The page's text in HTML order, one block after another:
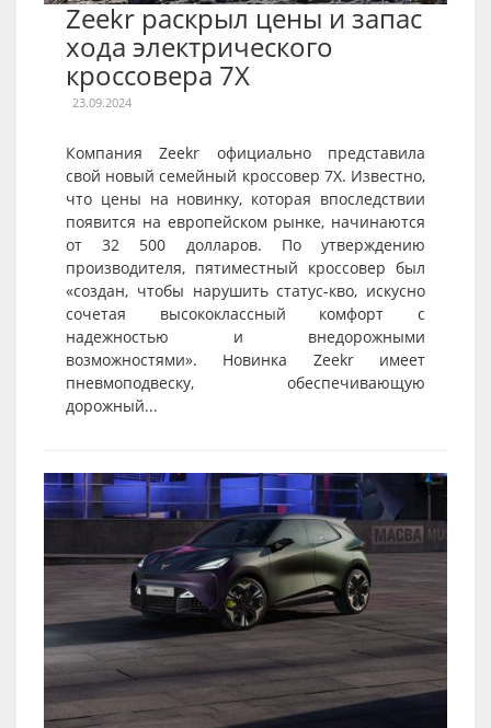
Zeekr раскрыл цены и запас
хода электрического
кроссовера 7X
23.09.2024
Компания Zeekr официально представила
свой новый семейный кроссовер 7X. Известно,
что цены на новинку, которая впоследствии
появится на европейском рынке, начинаются
от 32 500 долларов. По утверждению
производителя, пятиместный кроссовер был
«создан, чтобы нарушить статус-кво, искусно
сочетая высококлассный комфорт с
надежностью и внедорожными
возможностями». Новинка Zeekr имеет
пневмоподвеску, обеспечивающую
дорожный...